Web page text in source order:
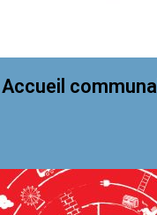
Accueil communal